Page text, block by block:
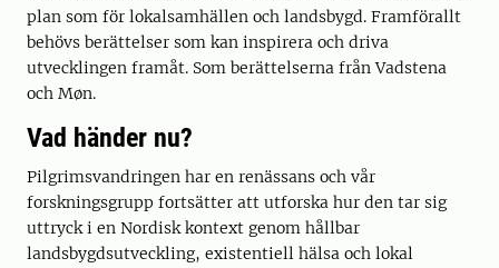
plan som för lokalsamhällen och landsbygd. Framförallt
behövs berättelser som kan inspirera och driva
utvecklingen framåt. Som berättelserna från Vadstena
och Møn.
Vad händer nu?
Pilgrimsvandringen har en renässans och vår
forskningsgrupp fortsätter att utforska hur den tar sig
uttryck i en Nordisk kontext genom hållbar
landsbygdsutveckling, existentiell hälsa och lokal